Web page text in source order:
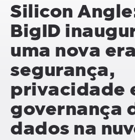
Silicon
BigID
uma nova
segurança,
privacidade
governança
dados na